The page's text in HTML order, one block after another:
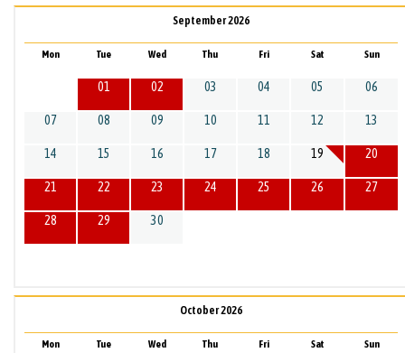
September 2026
Mon Tue Wed Thu Fri Sat Sun
01 02 03 04 05 06
07 08 09 10 11 12 13
14 15 16 17 18 19 20
21 22 23 24 25 26 27
28 29 30
October 2026
Mon Tue Wed Thu Fri Sat Sun